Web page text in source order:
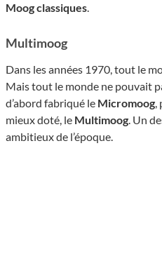
Moog classiques.
Multimoog
Dans les années 1970, tout le
Mais tout le monde ne pouvait
d’abord fabriqué le Micromoog,
mieux doté, le Multimoog. Un
ambitieux de l’époque.